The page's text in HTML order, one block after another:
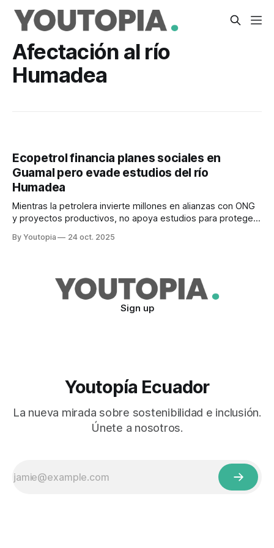
Afectación al río
Humadea
Ecopetrol financia planes sociales en
Guamal pero evade estudios del río
Humadea
Mientras la petrolera invierte millones en alianzas con ONG
y proyectos productivos, no apoya estudios para proteger
By Youtopia 24 oct. 2025
Sign up
Youtopía Ecuador
La nueva mirada sobre sostenibilidad e inclusión.
Únete a nosotros.